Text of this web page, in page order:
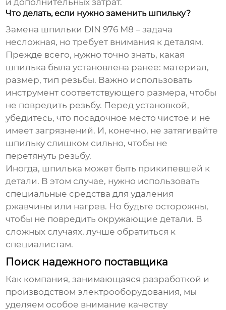
Что делать, если нужно заменить шпильку?
Замена шпильки DIN 976 M8 – задача
несложная, но требует внимания к деталям.
Прежде всего, нужно точно знать, какая
шпилька была установлена ранее: материал,
размер, тип резьбы. Важно использовать
инструмент соответствующего размера, чтобы
не повредить резьбу. Перед установкой,
убедитесь, что посадочное место чистое и не
имеет загрязнений. И, конечно, не затягивайте
шпильку слишком сильно, чтобы не
перетянуть резьбу.
Иногда, шпилька может быть прикипевшей к
детали. В этом случае, нужно использовать
специальные средства для удаления
ржавчины или нагрев. Но будьте осторожны,
чтобы не повредить окружающие детали. В
сложных случаях, лучше обратиться к
специалистам.
Поиск надежного поставщика
Как компания, занимающаяся разработкой и
производством электрооборудования, мы
уделяем особое внимание качеству